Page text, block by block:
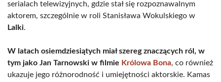
serialach telewizyjnych, gdzie stał się rozpoznawalnym
aktorem, szczególnie w roli Stanisława Wokulskiego w
Lalki.
W latach osiemdziesiątych miał szereg znaczących ról, w
tym jako Jan Tarnowski w filmie Królowa Bona, co również
ukazuje jego różnorodność i umiejętności aktorskie. Kamas